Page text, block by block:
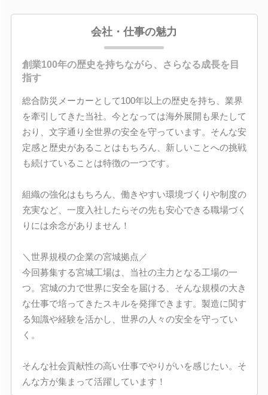
会社・仕事の魅力
創業100年の歴史を持ちながら、さらなる成長を目
指す
総合防災メーカーとして100年以上の歴史を持ち、業界
を牽引してきた当社。今となっては海外展開も果たして
おり、文字通り全世界の安全を守っています。そんな安
定感と歴史があることはもちろん、新しいことへの挑戦
も続けていることは特徴の一つです。
組織の強化はもちろん、働きやすい環境づくりや制度の
充実など、一度入社したらその先も安心できる職場づく
りには余念がありません！
＼世界規模の企業の宮城拠点／
今回募集する宮城工場は、当社の主力となる工場の一
つ。宮城の力で世界に安全を届ける、そんな規模の大き
な仕事で培ってきたスキルを発揮できます。製造に関す
る知識や経験を活かし、世界の人々の安全を守ってい
く。
そんな社会貢献性の高い仕事でやりがいを感じたい。そ
んな方が集まって活躍しています！